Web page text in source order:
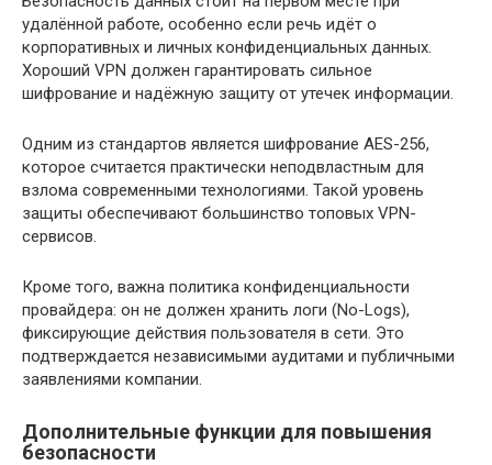
удалённой работе, особенно если речь идёт о
корпоративных и личных конфиденциальных данных.
Хороший VPN должен гарантировать сильное
шифрование и надёжную защиту от утечек информации.
Одним из стандартов является шифрование AES-256,
которое считается практически неподвластным для
взлома современными технологиями. Такой уровень
защиты обеспечивают большинство топовых VPN-
сервисов.
Кроме того, важна политика конфиденциальности
провайдера: он не должен хранить логи (No-Logs),
фиксирующие действия пользователя в сети. Это
подтверждается независимыми аудитами и публичными
заявлениями компании.
Дополнительные функции для повышения
безопасности